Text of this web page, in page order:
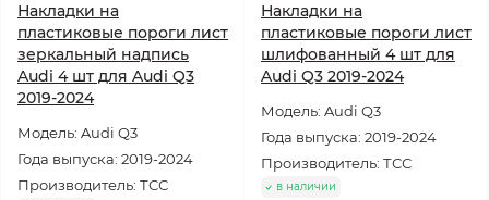
Накладки на
пластиковые пороги лист
зеркальный надпись
Audi 4 шт для Audi Q3
2019-2024
Модель: Audi Q3
Года выпуска: 2019-2024
Производитель: ТСС
Накладки на
пластиковые пороги лист
шлифованный 4 шт для
Audi Q3 2019-2024
Модель: Audi Q3
Года выпуска: 2019-2024
Производитель: ТСС
в наличии